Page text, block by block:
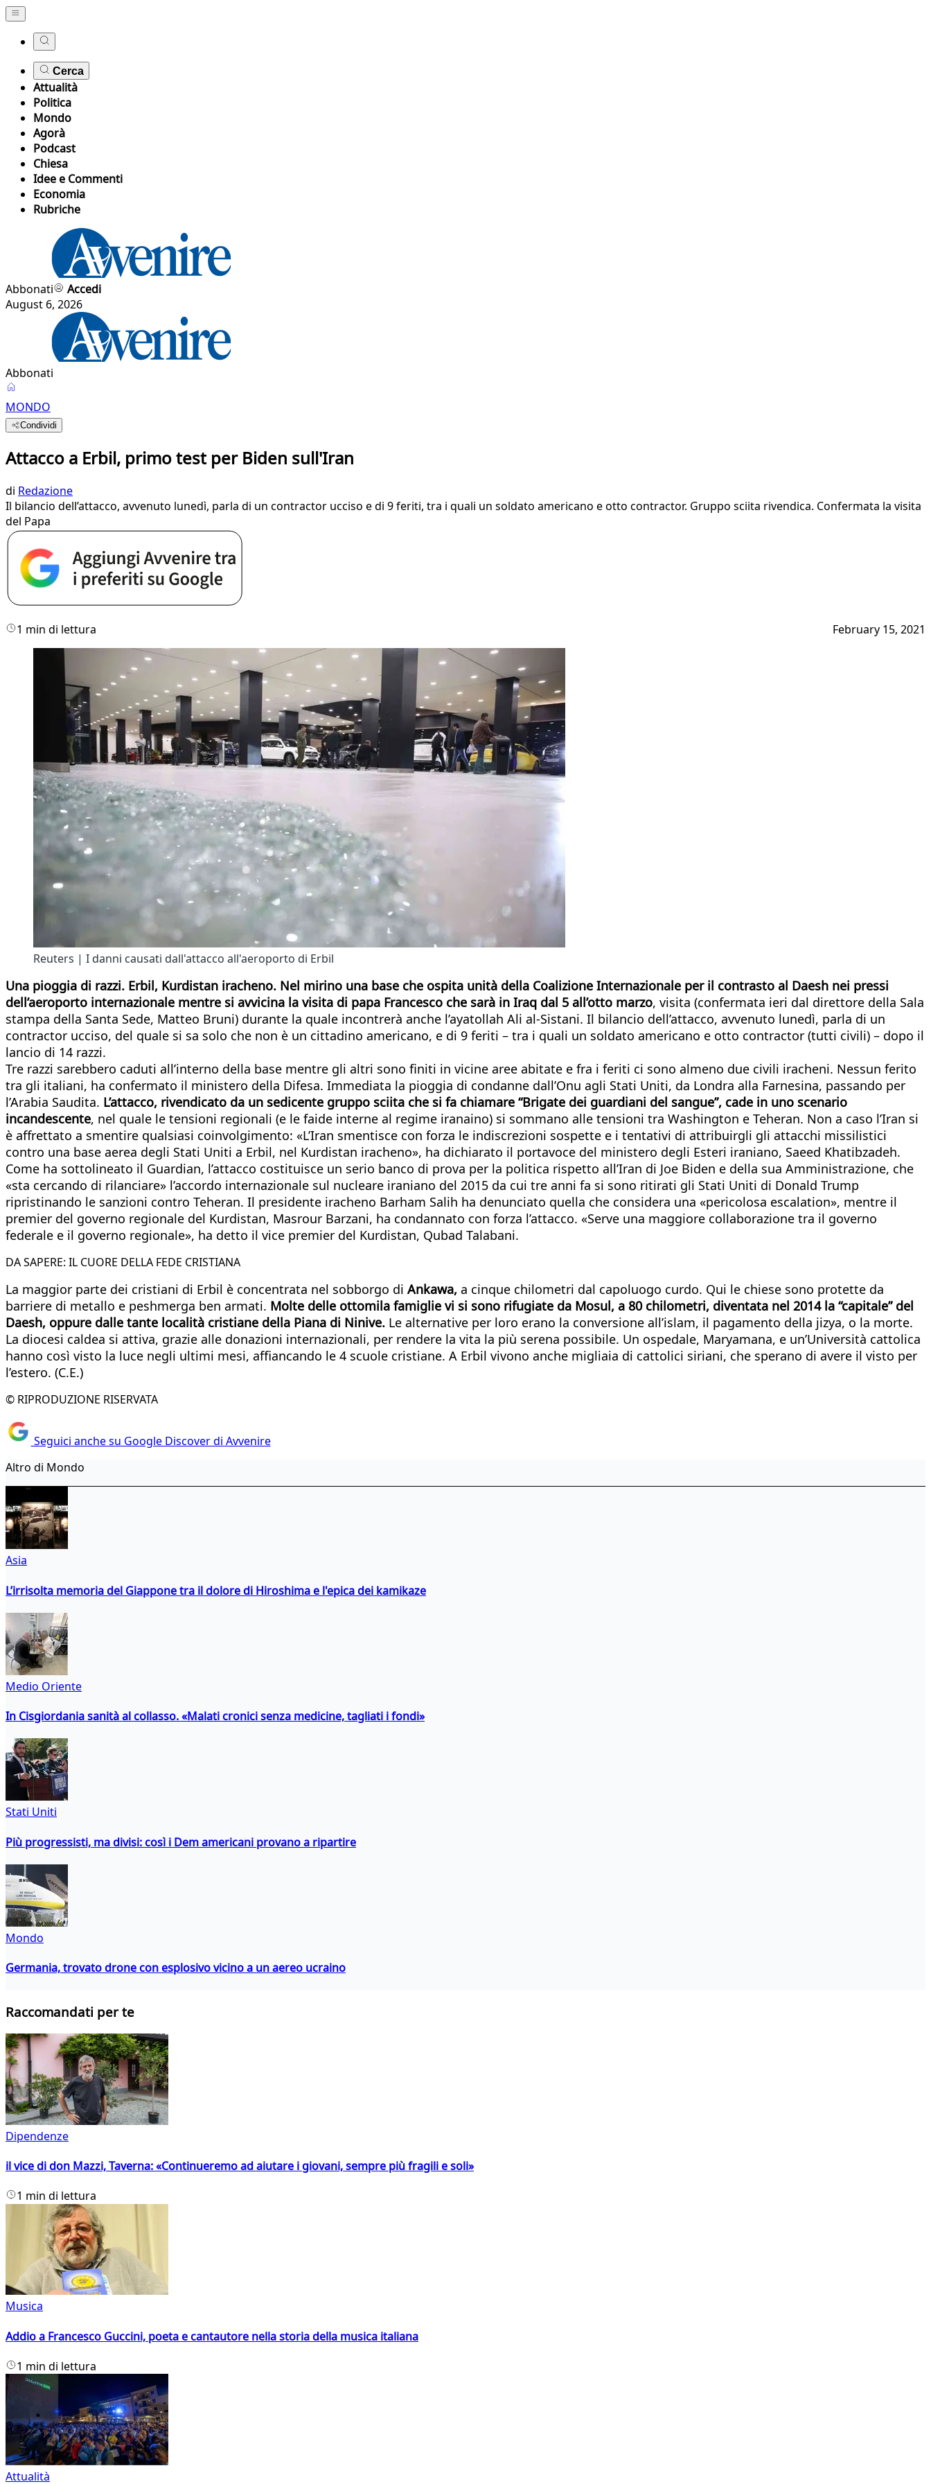
Cerca
Attualità
Politica
Mondo
Agorà
Podcast
Chiesa
Idee e Commenti
Economia
Rubriche
Abbonati
Accedi
August 6, 2026
Abbonati
MONDO
Condividi
Attacco a Erbil, primo test per Biden sull'Iran
di Redazione
Il bilancio dell’attacco, avvenuto lunedì, parla di un contractor ucciso e di 9 feriti, tra i quali un soldato americano e otto contractor. Gruppo sciita rivendica. Confermata la visita
del Papa
1 min di lettura February 15, 2021
Reuters | I danni causati dall'attacco all'aeroporto di Erbil
Una pioggia di razzi. Erbil, Kurdistan iracheno. Nel mirino una base che ospita unità della Coalizione Internazionale per il contrasto al Daesh nei pressi
dell’aeroporto internazionale mentre si avvicina la visita di papa Francesco che sarà in Iraq dal 5 all’otto marzo, visita (confermata ieri dal direttore della Sala
stampa della Santa Sede, Matteo Bruni) durante la quale incontrerà anche l’ayatollah Ali al-Sistani. Il bilancio dell’attacco, avvenuto lunedì, parla di un
contractor ucciso, del quale si sa solo che non è un cittadino americano, e di 9 feriti – tra i quali un soldato americano e otto contractor (tutti civili) – dopo il
lancio di 14 razzi.
Tre razzi sarebbero caduti all’interno della base mentre gli altri sono finiti in vicine aree abitate e fra i feriti ci sono almeno due civili iracheni. Nessun ferito
tra gli italiani, ha confermato il ministero della Difesa. Immediata la pioggia di condanne dall’Onu agli Stati Uniti, da Londra alla Farnesina, passando per
l’Arabia Saudita. L’attacco, rivendicato da un sedicente gruppo sciita che si fa chiamare “Brigate dei guardiani del sangue”, cade in uno scenario
incandescente, nel quale le tensioni regionali (e le faide interne al regime iranaino) si sommano alle tensioni tra Washington e Teheran. Non a caso l’Iran si
è affrettato a smentire qualsiasi coinvolgimento: «L’Iran smentisce con forza le indiscrezioni sospette e i tentativi di attribuirgli gli attacchi missilistici
contro una base aerea degli Stati Uniti a Erbil, nel Kurdistan iracheno», ha dichiarato il portavoce del ministero degli Esteri iraniano, Saeed Khatibzadeh.
Come ha sottolineato il Guardian, l’attacco costituisce un serio banco di prova per la politica rispetto all’Iran di Joe Biden e della sua Amministrazione, che
«sta cercando di rilanciare» l’accordo internazionale sul nucleare iraniano del 2015 da cui tre anni fa si sono ritirati gli Stati Uniti di Donald Trump
ripristinando le sanzioni contro Teheran. Il presidente iracheno Barham Salih ha denunciato quella che considera una «pericolosa escalation», mentre il
premier del governo regionale del Kurdistan, Masrour Barzani, ha condannato con forza l’attacco. «Serve una maggiore collaborazione tra il governo
federale e il governo regionale», ha detto il vice premier del Kurdistan, Qubad Talabani.
DA SAPERE: IL CUORE DELLA FEDE CRISTIANA
La maggior parte dei cristiani di Erbil è concentrata nel sobborgo di Ankawa, a cinque chilometri dal capoluogo curdo. Qui le chiese sono protette da
barriere di metallo e peshmerga ben armati. Molte delle ottomila famiglie vi si sono rifugiate da Mosul, a 80 chilometri, diventata nel 2014 la “capitale” del
Daesh, oppure dalle tante località cristiane della Piana di Ninive. Le alternative per loro erano la conversione all’islam, il pagamento della jizya, o la morte.
La diocesi caldea si attiva, grazie alle donazioni internazionali, per rendere la vita la più serena possibile. Un ospedale, Maryamana, e un’Università cattolica
hanno così visto la luce negli ultimi mesi, affiancando le 4 scuole cristiane. A Erbil vivono anche migliaia di cattolici siriani, che sperano di avere il visto per
l’estero. (C.E.)
© RIPRODUZIONE RISERVATA
Seguici anche su Google Discover di Avvenire
Altro di Mondo
Asia
L’irrisolta memoria del Giappone tra il dolore di Hiroshima e l'epica dei kamikaze
Medio Oriente
In Cisgiordania sanità al collasso. «Malati cronici senza medicine, tagliati i fondi»
Stati Uniti
Più progressisti, ma divisi: così i Dem americani provano a ripartire
Mondo
Germania, trovato drone con esplosivo vicino a un aereo ucraino
Raccomandati per te
Dipendenze
il vice di don Mazzi, Taverna: «Continueremo ad aiutare i giovani, sempre più fragili e soli»
1 min di lettura
Musica
Addio a Francesco Guccini, poeta e cantautore nella storia della musica italiana
1 min di lettura
Attualità